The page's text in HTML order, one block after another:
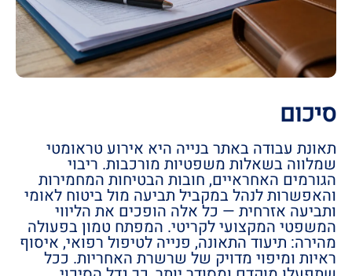
סיכום
תאונת עבודה באתר בנייה היא אירוע טראומטי
שמלווה בשאלות משפטיות מורכבות. ריבוי
הגורמים האחראיים, חובות הבטיחות המחמירות
והאפשרות לנהל במקביל תביעה מול ביטוח לאומי
ותביעה אזרחית — כל אלה הופכים את הליווי
המשפטי המקצועי לקריטי. המפתח טמון בפעולה
מהירה: תיעוד התאונה, פנייה לטיפול רפואי, איסוף
ראיות ומיפוי מדויק של שרשרת האחריות. ככל